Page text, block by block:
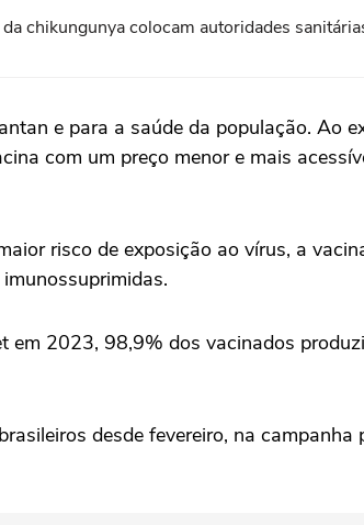
chikungunya colocam autoridades
e para a saúde da população. Ao
com um preço menor e mais
risco de exposição ao vírus, a
em 2023, 98,9% dos vacinados
desde fevereiro, na